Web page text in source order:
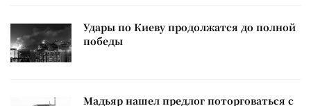
Удары по Киеву продолжатся до полной
победы
Мадьяр нашел предлог поторговаться с